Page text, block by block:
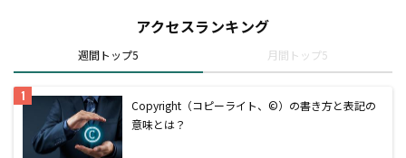
アクセスランキング
週間トップ5 月間トップ5
Copyright（コピーライト、©）の書き方と表記の
意味とは？